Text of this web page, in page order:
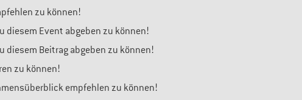
zu können!
diesem Event abgeben zu können!
diesem Beitrag abgeben zu können!
zu können!
empfehlen zu können!